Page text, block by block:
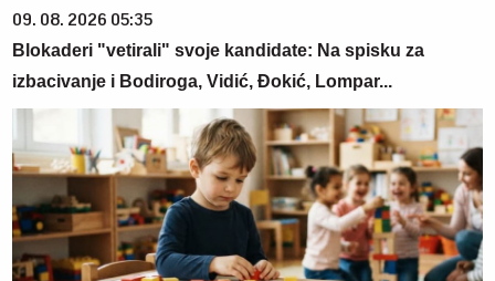
09. 08. 2026 05:35
Blokaderi "vetirali" svoje kandidate: Na spisku za
izbacivanje i Bodiroga, Vidić, Đokić, Lompar...